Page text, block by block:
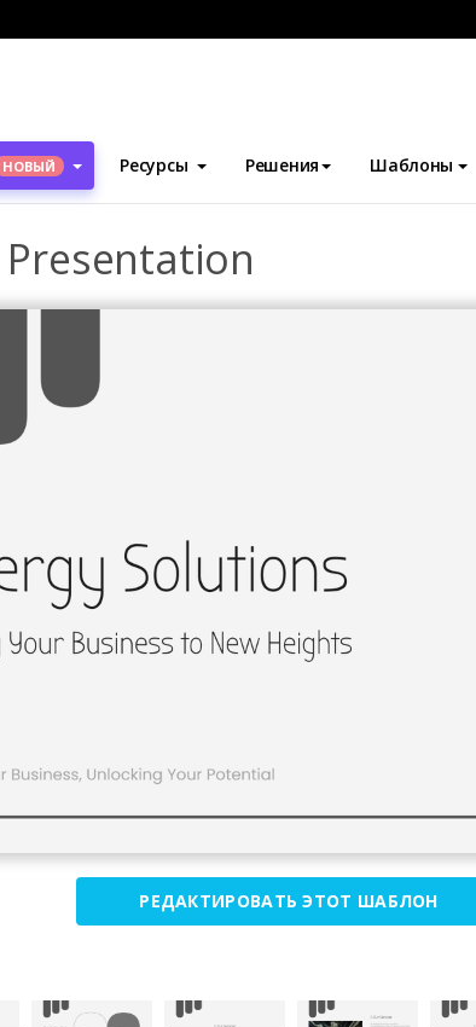
НОВЫЙ Ресурсы Решения Шаблоны
Презентации
РЕДАКТИРОВАТЬ ЭТОТ ШАБЛОН